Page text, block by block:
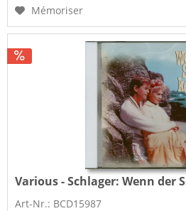
Mémoriser
Various - Schlager: Wenn der
Art-Nr.: BCD15987